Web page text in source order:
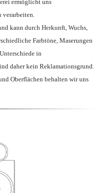
ermöglicht uns
kann durch Herkunft, Wuchs,
Farbtöne, Maserungen
in
daher kein Reklamationsgrund.
Oberflächen behalten wir uns